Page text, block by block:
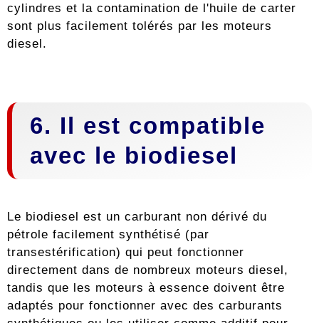
cylindres et la contamination de l'huile de carter
sont plus facilement tolérés par les moteurs
diesel.
6. Il est compatible
avec le biodiesel
Le biodiesel est un carburant non dérivé du
pétrole facilement synthétisé (par
transestérification) qui peut fonctionner
directement dans de nombreux moteurs diesel,
tandis que les moteurs à essence doivent être
adaptés pour fonctionner avec des carburants